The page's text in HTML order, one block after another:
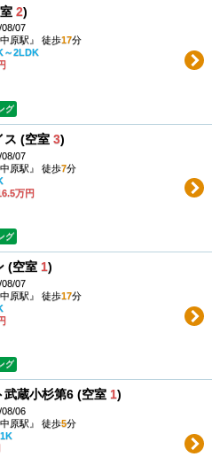
2)
07
原駅』 徒歩17分
～2LDK
グ
ス (空室 3)
07
原駅』 徒歩7分
万円
グ
(空室 1)
07
原駅』 徒歩17分
グ
武蔵小杉第6 (空室 1)
06
原駅』 徒歩5分